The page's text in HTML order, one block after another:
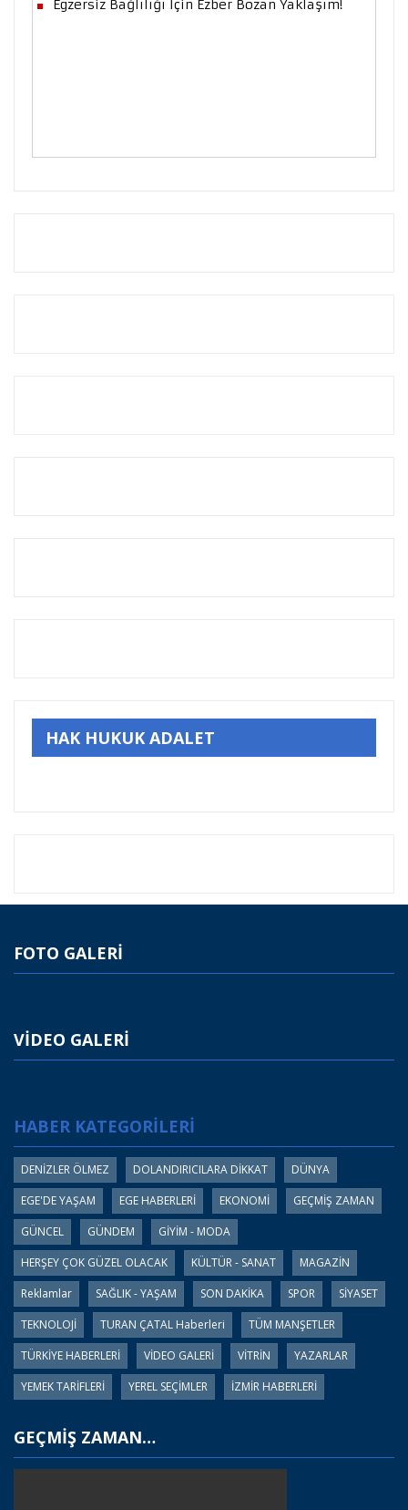
HAK HUKUK ADALET
FOTO GALERİ
VİDEO GALERİ
HABER KATEGORİLERİ
DENİZLER ÖLMEZ DOLANDIRICILARA DİKKAT
DÜNYA
EGE'DE YAŞAM
EGE HABERLERİ EKONOMİ
GEÇMİŞ ZAMAN
GÜNCEL
GÜNDEM
GİYİM - MODA
HERŞEY ÇOK GÜZEL OLACAK
KÜLTÜR - SANAT
MAGAZİN
Reklamlar
SAĞLIK - YAŞAM SON DAKİKA SPOR
SİYASET
TEKNOLOJİ
TURAN ÇATAL Haberleri
TÜM MANŞETLER
TÜRKİYE HABERLERİ
VİDEO GALERİ VİTRİN
YAZARLAR
YEMEK TARİFLERİ
YEREL SEÇİMLER İZMİR HABERLERİ
GEÇMİŞ ZAMAN…